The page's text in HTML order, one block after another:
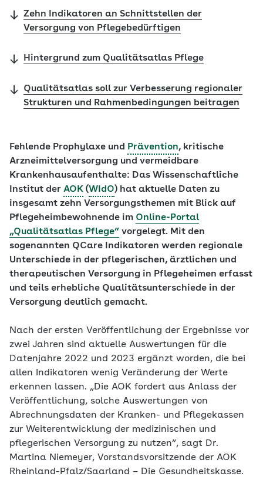
Zehn Indikatoren an Schnittstellen der
Versorgung von Pflegebedürftigen
Hintergrund zum Qualitätsatlas Pflege
Qualitätsatlas soll zur Verbesserung regionaler
Strukturen und Rahmenbedingungen beitragen
Fehlende Prophylaxe und Prävention, kritische
Arzneimittelversorgung und vermeidbare
Krankenhausaufenthalte: Das Wissenschaftliche
Institut der AOK (WIdO) hat aktuelle Daten zu
insgesamt zehn Versorgungsthemen mit Blick auf
Pflegeheimbewohnende im Online-Portal
„Qualitätsatlas Pflege“ vorgelegt. Mit den
sogenannten QCare Indikatoren werden regionale
Unterschiede in der pflegerischen, ärztlichen und
therapeutischen Versorgung in Pflegeheimen erfasst
und teils erhebliche Qualitätsunterschiede in der
Versorgung deutlich gemacht.
Nach der ersten Veröffentlichung der Ergebnisse vor
zwei Jahren sind aktuelle Auswertungen für die
Datenjahre 2022 und 2023 ergänzt worden, die bei
allen Indikatoren wenig Veränderung der Werte
erkennen lassen. „Die AOK fordert aus Anlass der
Veröffentlichung, solche Auswertungen von
Abrechnungsdaten der Kranken- und Pflegekassen
zur Weiterentwicklung der medizinischen und
pflegerischen Versorgung zu nutzen“, sagt Dr.
Martina Niemeyer, Vorstandsvorsitzende der AOK
Rheinland-Pfalz/Saarland – Die Gesundheitskasse.